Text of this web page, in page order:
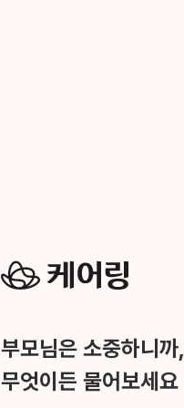
부모님은 소중하니까,
무엇이든 물어보세요